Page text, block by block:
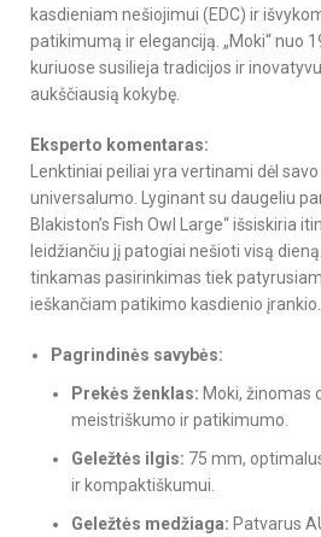
kasdieniam nešiojimui (EDC) ir
patikimumą ir eleganciją. „Moki“ nuo
kuriuose susilieja tradicijos ir
aukščiausią kokybę.
Eksperto komentaras:
Lenktiniai peiliai yra vertinami dėl
universalumo. Lyginant su daugeliu
Blakiston’s Fish Owl Large“ išsiskiria
leidžiančiu jį patogiai nešioti visą
tinkamas pasirinkimas tiek
ieškančiam patikimo kasdienio įrankio.
Pagrindinės savybės:
Prekės ženklas: Moki, žinomas
meistriškumo ir patikimumo.
Geležtės ilgis: 75 mm,
ir kompaktiškumui.
Geležtės medžiaga: Patvarus